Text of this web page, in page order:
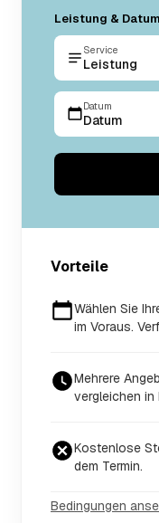
Leistung &
Service
Leistung
Datum
Datum
Vorteile
Wählen Sie
im Voraus.
Mehrere
vergleichen in
Kostenlose
dem Termin.
Bedingungen